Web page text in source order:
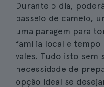
Durante o dia,
passeio de camelo,
uma paragem para
família local e tempo
vales. Tudo isto sem
necessidade de
opção ideal se